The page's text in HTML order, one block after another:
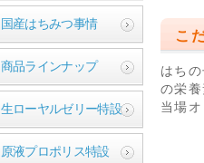
国産はちみつ事情
商品ラインナップ
生ローヤルゼリー特設
原液プロポリス特設
こ
はち
の栄養
当場